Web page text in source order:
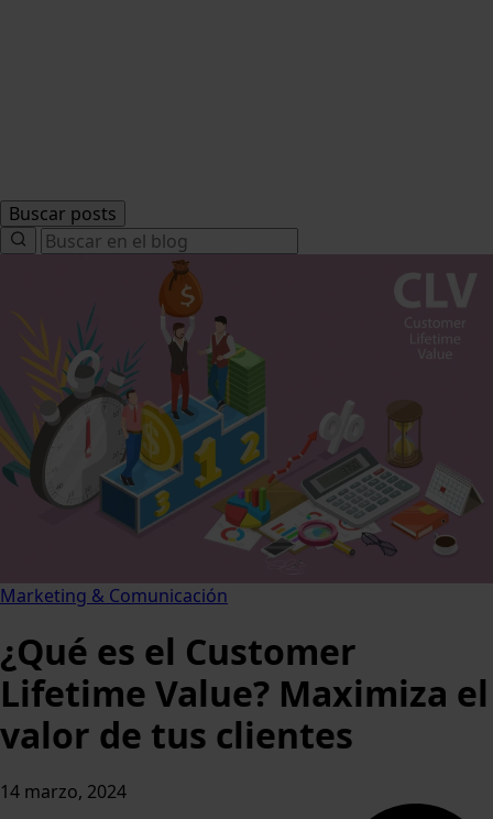
Buscar posts
Search
for:
Marketing & Comunicación
¿Qué es el Customer
Lifetime Value? Maximiza el
valor de tus clientes
14 marzo, 2024